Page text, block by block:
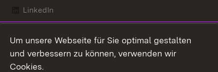
LinkedIn
X / Twitter
Um unsere Webseite für Sie optimal gestalten
und verbessern zu können, verwenden wir
Cookies.